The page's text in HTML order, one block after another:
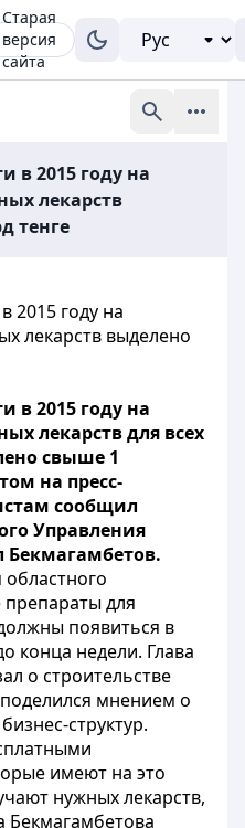
Старая
версия
сайта
в 2015 году на
лекарств
тенге
2015 году на
лекарств выделено
в 2015 году на
лекарств для всех
свыше 1
на пресс-
сообщил
Управления
Бекмагамбетов.
для
появиться в
конца недели. Глава
о строительстве
мнением о
структур.
имеют на это
нужных лекарств,
Бекмагамбетова